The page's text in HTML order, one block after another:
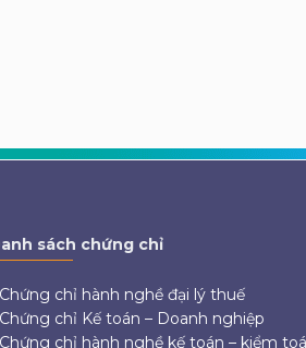
sách chứng chỉ
Chứng chỉ hành nghề đại lý thuế
Chứng chỉ Kế toán – Doanh nghiệp
Chứng chỉ hành nghề kế toán – kiểm